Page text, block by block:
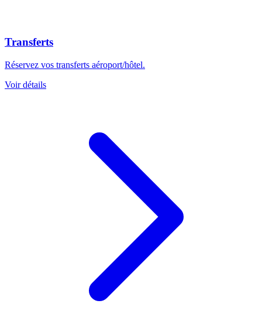
Transferts
Réservez vos transferts aéroport/hôtel.
Voir détails